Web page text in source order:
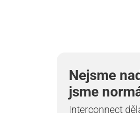
Nejsme
jsme
Interconnect